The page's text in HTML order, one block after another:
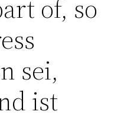
of, so
sei,
ist